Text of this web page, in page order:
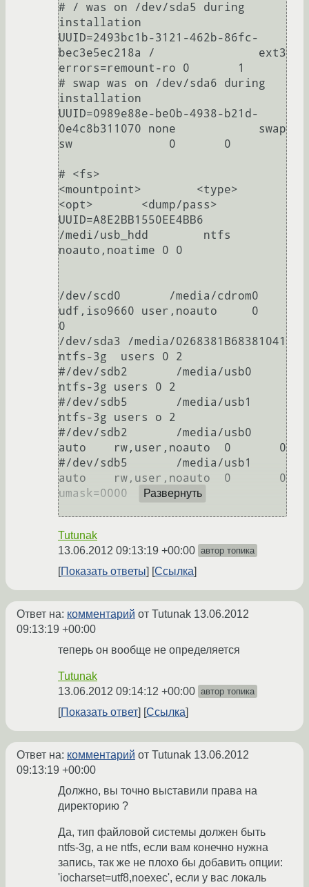
# / was on /dev/sda5 during
installation
UUID=2493bc1b-3121-462b-86fc-
bec3e5ec218a /               ext3
errors=remount-ro 0       1
# swap was on /dev/sda6 during
installation
UUID=0989e88e-be0b-4938-b21d-
0e4c8b311070 none            swap
sw              0       0
# <fs>
<mountpoint>        <type>
<opt>       <dump/pass>
UUID=A8E2BB1550EE4BB6
/medi/usb_hdd        ntfs
noauto,noatime 0 0
/dev/scd0       /media/cdrom0
udf,iso9660 user,noauto     0
0
/dev/sda3 /media/0268381B68381041
ntfs-3g  users 0 2
#/dev/sdb2       /media/usb0
ntfs-3g users 0 2
#/dev/sdb5       /media/usb1
ntfs-3g users o 2
#/dev/sdb2       /media/usb0
auto    rw,user,noauto  0       0
#/dev/sdb5       /media/usb1
auto    rw,user,noauto  0       0
umask=0000
Развернуть
Tutunak
13.06.2012 09:13:19 +00:00 автор топика
Показать ответы Ссылка
Ответ на: комментарий от Tutunak 13.06.2012
09:13:19 +00:00
теперь он вообще не определяется
Tutunak
13.06.2012 09:14:12 +00:00 автор топика
Показать ответ Ссылка
Ответ на: комментарий от Tutunak 13.06.2012
09:13:19 +00:00
Должно, вы точно выставили права на
директорию ?
Да, тип файловой системы должен быть
ntfs-3g, а не ntfs, если вам конечно нужна
запись, так же не плохо бы добавить опции:
'iocharset=utf8,noexec', если у вас локаль